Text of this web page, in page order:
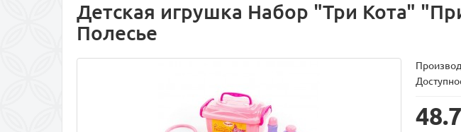
Детская игрушка Набор "Три Кота"
Полесье